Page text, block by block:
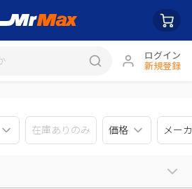
ログイン
新規登録
在庫ありのみ 価格 メー